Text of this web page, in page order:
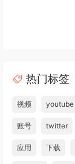
热门标签
视频 youtube
账号 twitter
应用 下载